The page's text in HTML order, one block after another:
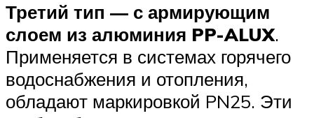
Третий тип — с армирующим
слоем из алюминия PP-ALUX.
Применяется в системах горячего
водоснабжения и отопления,
обладают маркировкой PN25. Эти